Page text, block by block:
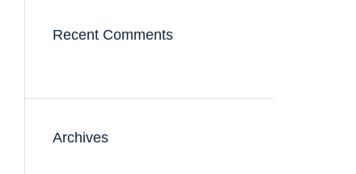
Recent Comments
Archives